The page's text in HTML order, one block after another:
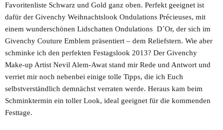
Favoritenliste Schwarz und Gold ganz oben. Perfekt geeignet ist
dafür der Givenchy Weihnachtslook Ondulations Précieuses, mit
einem wunderschönen Lidschatten Ondulations D´Or, der sich im
Givenchy Couture Emblem präsentiert – dem Reliefstern. Wie aber
schminke ich den perfekten Festagslook 2013? Der Givenchy
Make-up Artist Nevil Alem-Awat stand mir Rede und Antwort und
verriet mir noch nebenbei einige tolle Tipps, die ich Euch
selbstverständlich demnächst verraten werde. Heraus kam beim
Schminktermin ein toller Look, ideal geeignet für die kommenden
Festtage.